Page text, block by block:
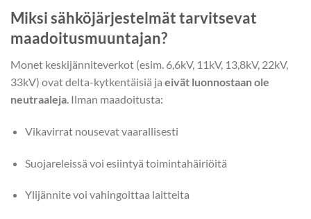
Miksi sähköjärjestelmät tarvitsevat
maadoitusmuuntajan?
Monet keskijänniteverkot (esim. 6,6kV, 11kV, 13,8kV, 22kV,
33kV) ovat delta-kytkentäisiä ja eivät luonnostaan ole
neutraaleja. Ilman maadoitusta:
Vikavirrat nousevat vaarallisesti
Suojareleissä voi esiintyä toimintahäiriöitä
Ylijännite voi vahingoittaa laitteita